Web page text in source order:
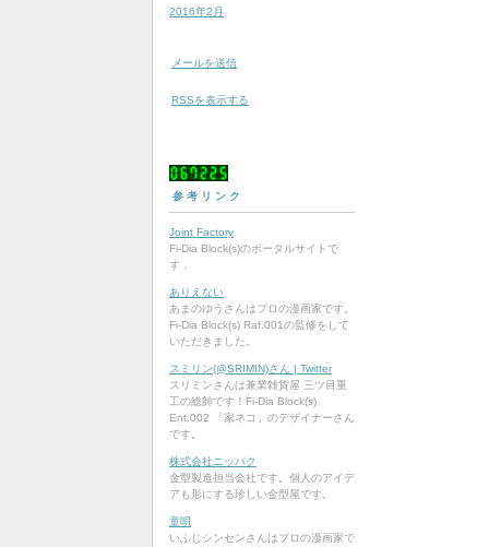
2016年2月
メールを送信
RSSを表示する
0 6 7 2 2
参考リンク
Joint Factory
Fi-Dia Block(s)のポータルサイトで
す．
ありえない
あまのゆうさんはプロの漫画家です。
Fi-Dia Block(s) Raf.001の監修をして
いただきました。
スミリン(@SRIMIN)さん | Twitter
スリミンさんは兼業雑貨屋 三ツ目重
工の総帥です！Fi-Dia Block(s)
Ent.002 「家ネコ」のデザイナーさん
です。
株式会社ニッパク
金型製造担当会社です。個人のアイデ
アも形にする珍しい金型屋です。
童唄
いふじシンセンさんはプロの漫画家で